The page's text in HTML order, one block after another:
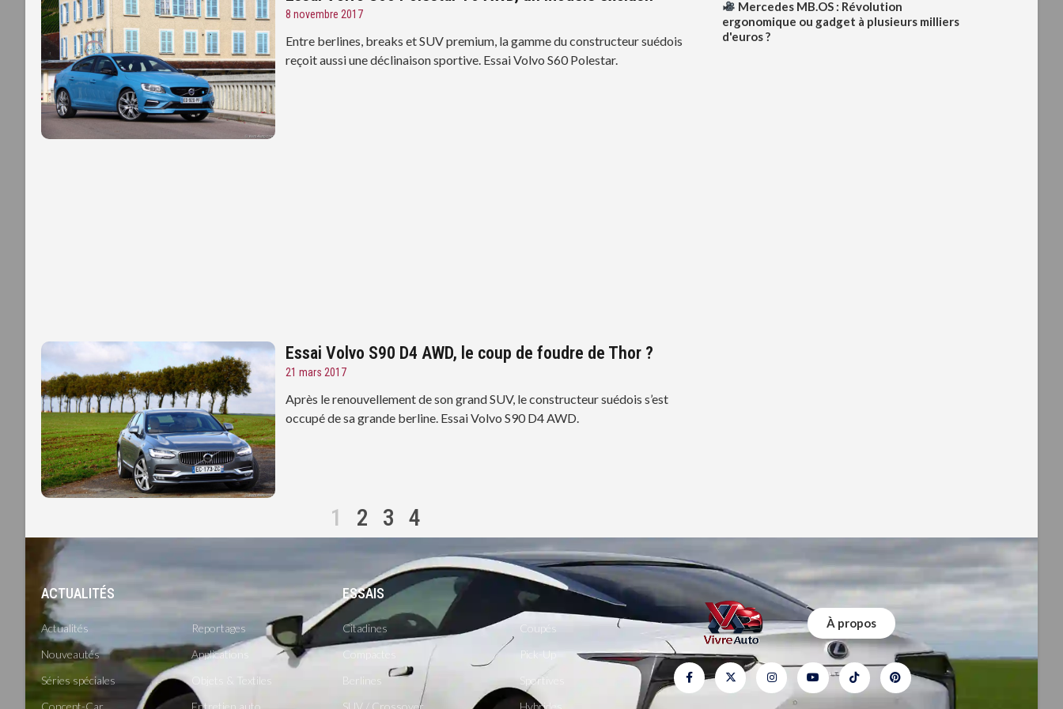
8 novembre 2017
Entre berlines, breaks et SUV premium, la gamme du constructeur suédois
reçoit aussi une déclinaison sportive. Essai Volvo S60 Polestar.
Essai Volvo S90 D4 AWD, le coup de foudre de Thor ?
21 mars 2017
Après le renouvellement de son grand SUV, le constructeur suédois s’est
occupé de sa grande berline. Essai Volvo S90 D4 AWD.
1 2 3 4
Mercedes MB.OS : Révolution
ergonomique ou gadget à plusieurs milliers
d'euros ?
ACTUALITÉS
Actualités
Nouveautés
Séries spéciales
Concept-Car
Reportages
Applications
Objets & Textiles
Entretien auto
ESSAIS
Citadines
Compactes
Berlines
SUV / Crossover
-
Coupés
Pick-Up
Sportives
Hybrides
À propos